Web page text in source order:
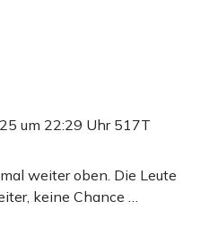
um 22:29 Uhr 517T
weiter oben. Die Leute
keine Chance …